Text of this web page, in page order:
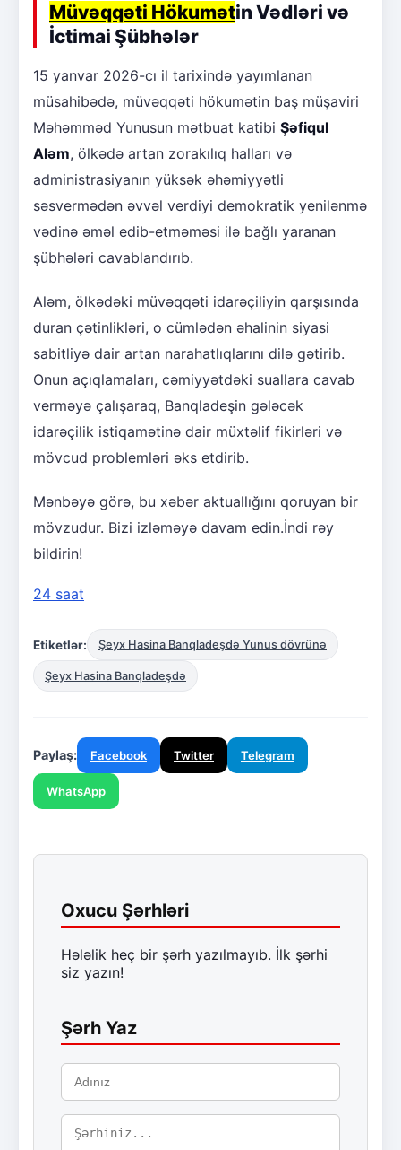
Müvəqqəti Hökumətin Vədləri və
İctimai Şübhələr
15 yanvar 2026-cı il tarixində yayımlanan
müsahibədə, müvəqqəti hökumətin baş müşaviri
Məhəmməd Yunusun mətbuat katibi Şəfiqul
Aləm, ölkədə artan zorakılıq halları və
administrasiyanın yüksək əhəmiyyətli
səsvermədən əvvəl verdiyi demokratik yenilənmə
vədinə əməl edib-etməməsi ilə bağlı yaranan
şübhələri cavablandırıb.
Aləm, ölkədəki müvəqqəti idarəçiliyin qarşısında
duran çətinlikləri, o cümlədən əhalinin siyasi
sabitliyə dair artan narahatlıqlarını dilə gətirib.
Onun açıqlamaları, cəmiyyətdəki suallara cavab
verməyə çalışaraq, Banqladeşin gələcək
idarəçilik istiqamətinə dair müxtəlif fikirləri və
mövcud problemləri əks etdirib.
Mənbəyə görə, bu xəbər aktuallığını qoruyan bir
mövzudur. Bizi izləməyə davam edin.İndi rəy
bildirin!
24 saat
Etiketlər: Şeyx Hasina Banqladeşdə Yunus dövrünə
Şeyx Hasina Banqladeşdə
Paylaş: Facebook Twitter Telegram
WhatsApp
Oxucu Şərhləri
Hələlik heç bir şərh yazılmayıb. İlk şərhi
siz yazın!
Şərh Yaz